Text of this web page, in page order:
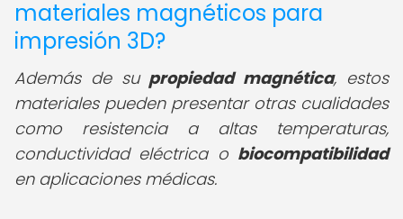
materiales magnéticos para
impresión 3D?
Además de su propiedad magnética, estos
materiales pueden presentar otras cualidades
como resistencia a altas temperaturas,
conductividad eléctrica o biocompatibilidad
en aplicaciones médicas.